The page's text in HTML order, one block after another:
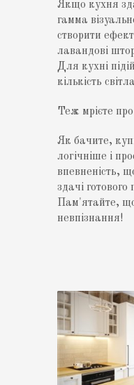
Якщо кухня
гамма
створити
лавандові
Для кухні
кількість
Теж мрієте
Як бачите,
логічніше і
впевненість,
здачі
Пам'ятайте, що
невпізнання!